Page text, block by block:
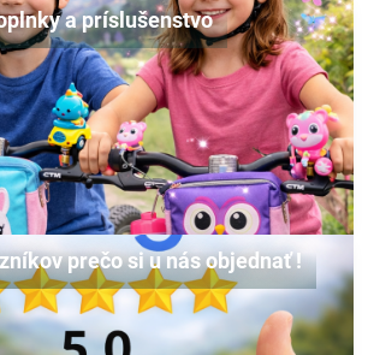
a príslušenstvo
prečo si u nás objednať !